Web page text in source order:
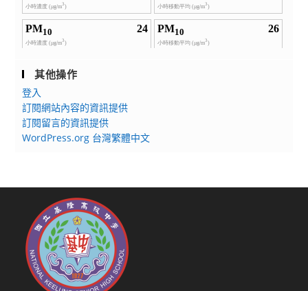
其他操作
登入
訂閱網站內容的資訊提供
訂閱留言的資訊提供
WordPress.org 台灣繁體中文